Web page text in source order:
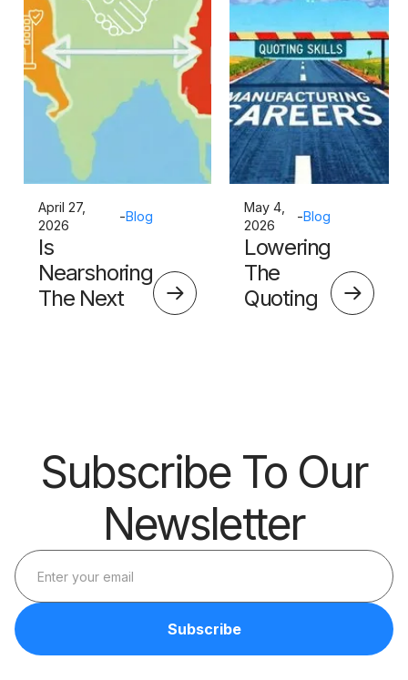
April 27,
2026
-Blog
Is
Nearshoring
The Next
May 4,
2026
-Blog
Lowering
The
Quoting
Subscribe To Our
Newsletter